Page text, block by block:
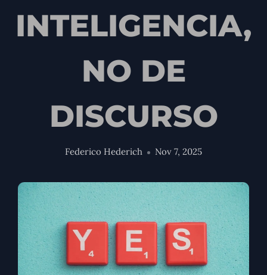
INTELIGENCIA,
NO DE
DISCURSO
Federico Hederich Nov 7, 2025